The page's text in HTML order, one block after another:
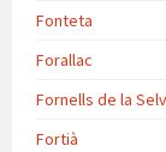
Fonteta
Forallac
Fornells de la
Fortià